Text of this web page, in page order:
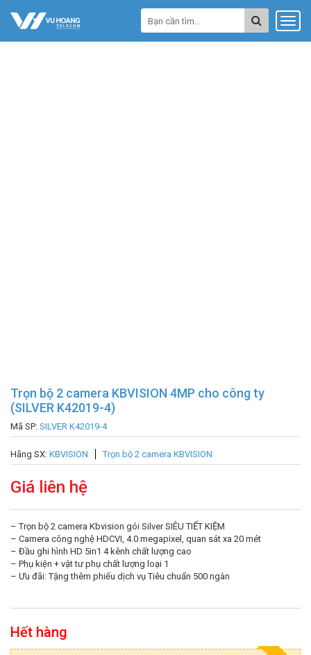
Trọn bộ 2 camera KBVISION 4MP cho công ty
(SILVER K42019-4)
Mã SP: SILVER K42019-4
Hãng SX: KBVISION Trọn bộ 2 camera KBVISION
Giá liên hệ
– Trọn bộ 2 camera Kbvision gói Silver SIÊU TIẾT KIỆM
– Camera công nghệ HDCVI, 4.0 megapixel, quan sát xa 20 mét
– Đầu ghi hình HD 5in1 4 kênh chất lượng cao
– Phụ kiện + vật tư phụ chất lượng loại 1
– Ưu đãi: Tặng thêm phiếu dịch vụ Tiêu chuẩn 500 ngàn
Hết hàng